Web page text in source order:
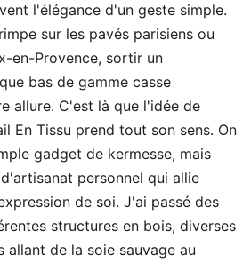
l'élégance d'un geste simple.
sur les pavés parisiens ou
en-Provence, sortir un
bas de gamme casse
allure. C'est là que l'idée de
En Tissu prend tout son sens. On
gadget de kermesse, mais
personnel qui allie
de soi. J'ai passé des
structures en bois, diverses
de la soie sauvage au